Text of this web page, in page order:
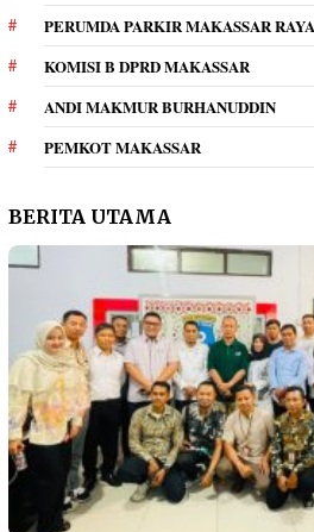
PERUMDA PARKIR MAKASSAR RAYA
KOMISI B DPRD MAKASSAR
ANDI MAKMUR BURHANUDDIN
PEMKOT MAKASSAR
BERITA UTAMA